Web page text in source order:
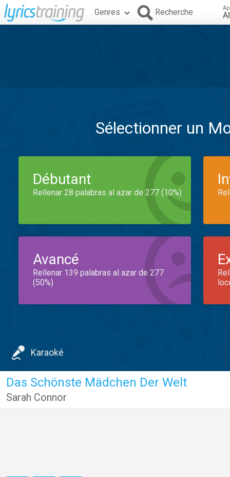
Genres Recherche
Sélectionner un
Débutant
Rellenar 28 palabras al azar de 277 (10%)
Avancé
Rellenar 139 palabras al azar de 277
(50%)
Karaoké
Das Schönste Mädchen Der Welt
Sarah Connor